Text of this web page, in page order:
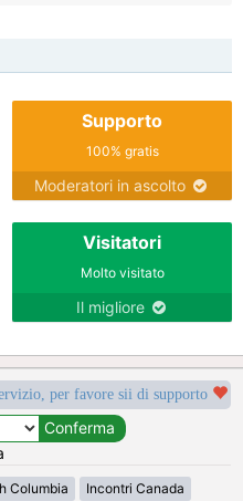
Supporto
100% gratis
Moderatori in ascolto
Visitatori
Molto visitato
Il migliore
per favore sii di supporto
Columbia Incontri Canada